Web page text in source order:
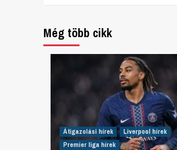
Még több cikk
Átigazolási hírek
Liverpool hírek
Premier liga hírek